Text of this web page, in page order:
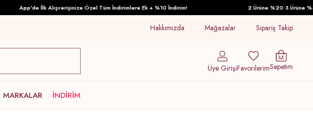
App'de İlk Alışverişinize Özel Tüm İndirimlere Ek + %10 İndirim! 2.Ürüne %20 3.Ürüne %30
Hakkımızda Mağazalar Sipariş Takip
Üye GirişiFavorilerimSepetim
MARKALAR İNDİRİM